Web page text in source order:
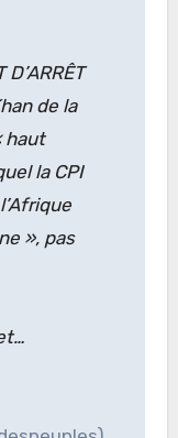
de la
haut
la CPI
», pas